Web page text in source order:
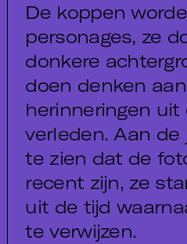
De koppen
personages, ze
donkere
doen denken
herinneringen uit
verleden. Aan
te zien dat de
recent zijn, ze
uit de tijd
te verwijzen.